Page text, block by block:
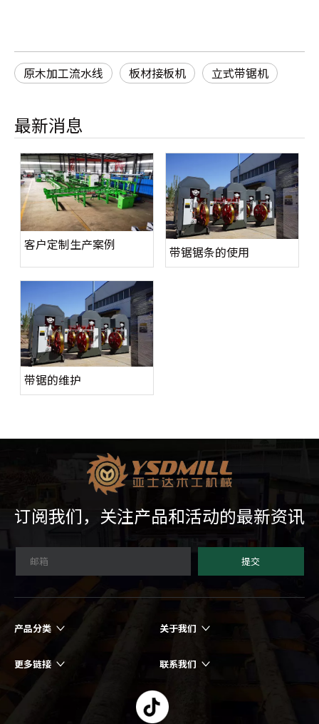
原木加工流水线 板材接板机 立式带锯机
最新消息
客户定制生产案例 带锯锯条的使用
带锯的维护
订阅我们，关注产品和活动的最新资讯
提交
产品分类 关于我们
更多链接 联系我们